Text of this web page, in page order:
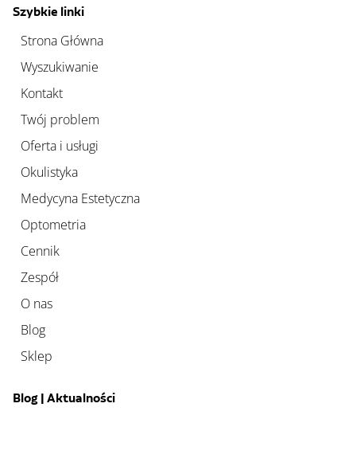
Szybkie linki
Strona Główna
Wyszukiwanie
Kontakt
Twój problem
Oferta i usługi
Okulistyka
Medycyna Estetyczna
Optometria
Cennik
Zespół
O nas
Blog
Sklep
Blog | Aktualności